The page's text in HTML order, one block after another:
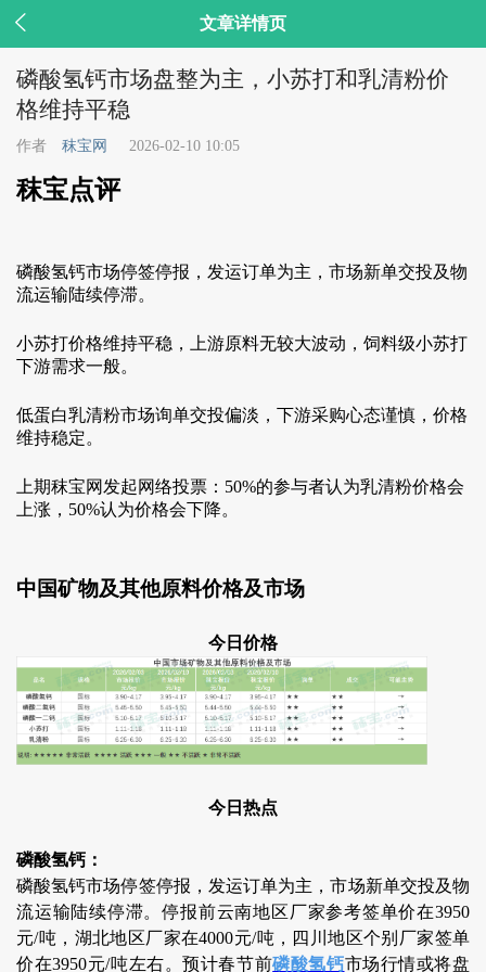
 文章详情页
磷酸氢钙市场盘整为主，小苏打和乳清粉价
格维持平稳
作者 秣宝网 2026-02-10 10:05
秣宝点评
磷酸氢钙市场停签停报，发运订单为主，市场新单交投及物
流运输陆续停滞。
小苏打价格维持平稳，上游原料无较大波动，饲料级小苏打
下游需求一般。
低蛋白乳清粉市场询单交投偏淡，下游采购心态谨慎，价格
维持稳定。
上期秣宝网发起网络投票：50%的参与者认为乳清粉价格会
上涨，50%认为价格会下降。
中国矿物及其他原料价格及市场
今日价格
今日热点
磷酸氢钙：
磷酸氢钙市场停签停报，发运订单为主，市场新单交投及物
流运输陆续停滞。停报前云南地区厂家参考签单价在3950
元/吨，湖北地区厂家在4000元/吨，四川地区个别厂家签单
价在3950元/吨左右。预计春节前磷酸氢钙市场行情或将盘